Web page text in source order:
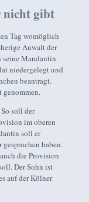
nicht gibt
Tag womöglich
Anwalt der
seine Mandantin
niedergelegt und
beantragt.
genommen.
soll der
im oberen
soll er
haben.
die Provision
Der Sohn ist
auf der Kölner